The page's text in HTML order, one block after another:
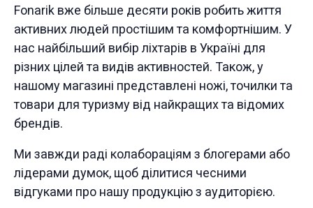
Fonarik вже більше десяти років робить життя
активних людей простішим та комфортнішим. У
нас найбільший вибір ліхтарів в Україні для
різних цілей та видів активностей. Також, у
нашому магазині представлені ножі, точилки та
товари для туризму від найкращих та відомих
брендів.
Ми завжди раді колабораціям з блогерами або
лідерами думок, щоб ділитися чесними
відгуками про нашу продукцію з аудиторією.